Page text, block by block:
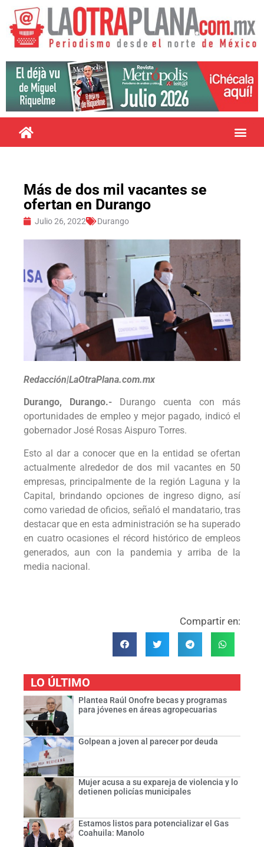
Más de dos mil vacantes se
ofertan en Durango
Julio 26, 2022 Durango
Redacción|LaOtraPlana.com.mx
Durango, Durango.- Durango cuenta con más
oportunidades de empleo y mejor pagado, indicó el
gobernador José Rosas Aispuro Torres.
Esto al dar a conocer que en la entidad se ofertan
actualmente alrededor de dos mil vacantes en 50
empresas, principalmente de la región Laguna y la
Capital, brindando opciones de ingreso digno, así
como variedad de oficios, señaló el mandatario, tras
destacar que en esta administración se ha superado
en cuatro ocasiones el récord histórico de empleos
generados, aun con la pandemia y arriba de la
media nacional.
Compartir en:
LO ÚLTIMO
Plantea Raúl Onofre becas y programas
para jóvenes en áreas agropecuarias
Golpean a joven al parecer por deuda
Mujer acusa a su expareja de violencia y lo
detienen policías municipales
Estamos listos para potencializar el Gas
Coahuila: Manolo